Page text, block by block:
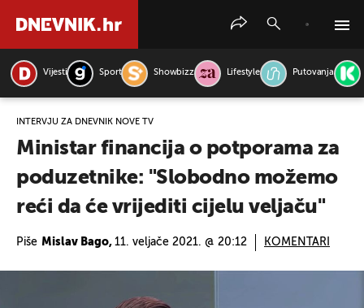
Vijesti Sport Showbizz Lifestyle Putovanja
INTERVJU ZA DNEVNIK NOVE TV
Ministar financija o potporama za
poduzetnike: "Slobodno možemo
reći da će vrijediti cijelu veljaču"
Piše Mislav Bago, 11. veljače 2021. @ 20:12 KOMENTARI
PRETRAŽITE VIJESTI